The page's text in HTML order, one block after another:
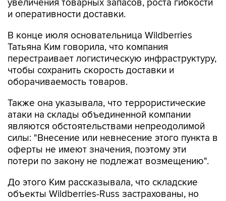
В конце июля основательница Wildberries
перестраивает логистическую инфраструктуру,
чтобы сохранить скорость доставки и
оборачиваемость товаров.
Также она указывала, что террористические
являются обстоятельствами непреодолимой
силы: "Внесение или невнесение этого пункта в
оферты не имеют значения, поэтому эти
потери по закону не подлежат возмещению".
До этого Ким рассказывала, что складские
текущие страховые предложения для крупных
промышленных объектов не покрывают